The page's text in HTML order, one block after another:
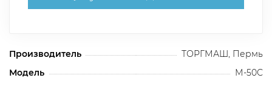
Производитель
ТОРГМАШ, Пермь
Модель
М-50С